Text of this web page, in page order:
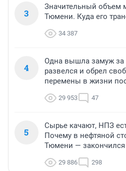
3
Значительный объем
Тюмени. Куда его
34 387
4
Одна вышла замуж за
развелся и обрел
перемены в жизни
29 953 47
5
Сырье качают, НПЗ
Почему в нефтяной
Тюмени — закончился
29 886 298